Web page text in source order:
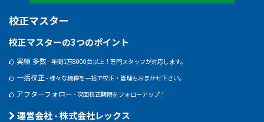
校正マスター
校正マスターの3つのポイント
実績 多数- 年間1万8000台以上！専門スタッフが対応します。
一括校正 - 様々な機種を一括で校正・管理もおまかせ下さい。
アフターフォロー - 次回校正期限をフォローアップ！
運営会社 - 株式会社レックス